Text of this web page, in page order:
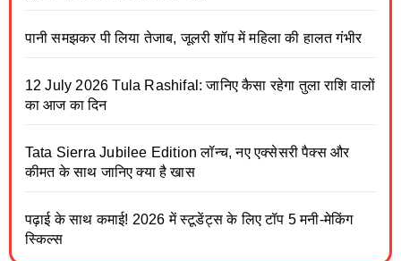
पानी समझकर पी लिया तेजाब, जूलरी शॉप में महिला की हालत गंभीर
12 July 2026 Tula Rashifal: जानिए कैसा रहेगा तुला राशि वालों
का आज का दिन
Tata Sierra Jubilee Edition लॉन्च, नए एक्सेसरी पैक्स और
कीमत के साथ जानिए क्या है खास
पढ़ाई के साथ कमाई! 2026 में स्टूडेंट्स के लिए टॉप 5 मनी-मेकिंग
स्किल्स